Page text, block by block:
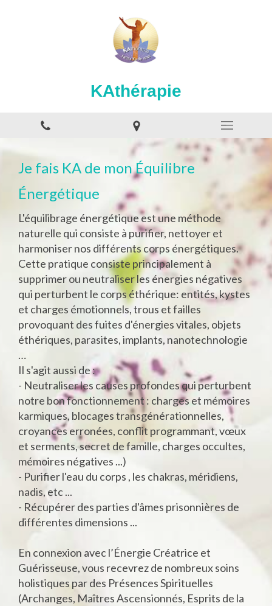
KAthérapie
Je fais KA de mon Équilibre
Énergétique
L'équilibrage énergétique est une méthode
naturelle qui consiste à purifier, nettoyer et
harmoniser nos différents corps énergétiques.
Cette pratique consiste principalement à
supprimer ou neutraliser les énergies négatives
qui perturbent le corps éthérique: entités, kystes
et charges émotionnels, trous et failles
provoquant des fuites d'énergies vitales, objets
éthériques, parasites, implants, nanotechnologie
…
Il s'agit aussi de :
- Neutraliser les causes profondes qui perturbent
notre bon fonctionnement : charges et mémoires
karmiques, blocages transgénérationnelles,
croyances erronées, conflit programmant, vœux
et serments, secret de famille, charges occultes,
mémoires négatives ...)
- Purifier l'eau du corps , les chakras, méridiens,
nadis, etc ...
- Récupérer des parties d'âmes prisonnières de
différentes dimensions ...
En connexion avec l’Énergie Créatrice et
Guérisseuse, vous recevrez de nombreux soins
holistiques par des Présences Spirituelles
(Archanges, Maîtres Ascensionnés, Esprits de la